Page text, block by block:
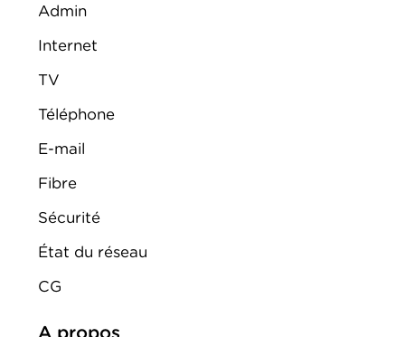
Admin
Internet
TV
Téléphone
E-mail
Fibre
Sécurité
État du réseau
CG
A propos